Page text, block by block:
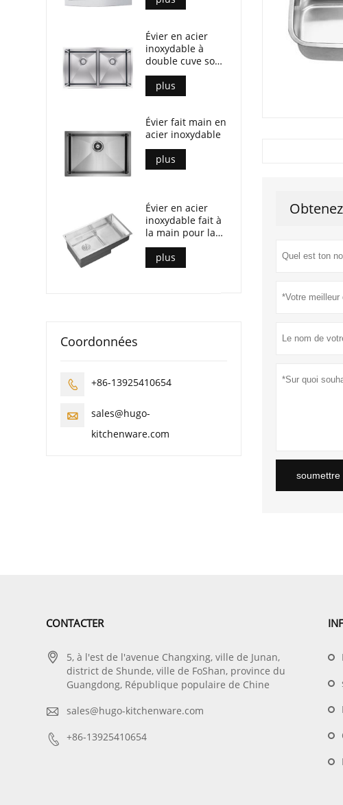
soumettre
Évier en acier
inoxydable à
double cuve sous
plan
plus
Évier fait main en
acier inoxydable
plus
Évier en acier
inoxydable fait à
la main pour la
cuisine
plus
Coordonnées
 +86-13925410654

sales@hugo-
kitchenware.com
CONTACTER

5, à l'est de l'avenue Changxing, ville de Junan,
district de Shunde, ville de FoShan, province du
Guangdong, République populaire de Chine
 sales@hugo-kitchenware.com
 +86-13925410654